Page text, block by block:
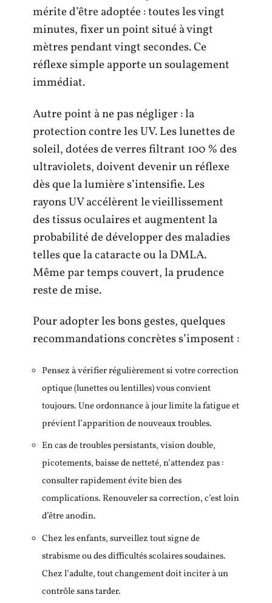
mérite d’être adoptée : toutes les vingt
minutes, fixer un point situé à vingt
mètres pendant vingt secondes. Ce
réflexe simple apporte un soulagement
immédiat.
Autre point à ne pas négliger : la
protection contre les UV. Les lunettes de
soleil, dotées de verres filtrant 100 % des
ultraviolets, doivent devenir un réflexe
dès que la lumière s’intensifie. Les
rayons UV accélèrent le vieillissement
des tissus oculaires et augmentent la
probabilité de développer des maladies
telles que la cataracte ou la DMLA.
Même par temps couvert, la prudence
reste de mise.
Pour adopter les bons gestes, quelques
recommandations concrètes s’imposent :
Pensez à vérifier régulièrement si votre correction
optique (lunettes ou lentilles) vous convient
toujours. Une ordonnance à jour limite la fatigue et
prévient l’apparition de nouveaux troubles.
En cas de troubles persistants, vision double,
picotements, baisse de netteté, n’attendez pas :
consulter rapidement évite bien des
complications. Renouveler sa correction, c’est loin
d’être anodin.
Chez les enfants, surveillez tout signe de
strabisme ou des difficultés scolaires soudaines.
Chez l’adulte, tout changement doit inciter à un
contrôle sans tarder.